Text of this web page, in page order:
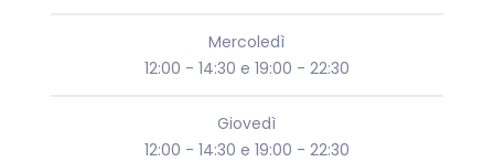
Mercoledì
12:00 - 14:30 e 19:00 - 22:30
Giovedì
12:00 - 14:30 e 19:00 - 22:30